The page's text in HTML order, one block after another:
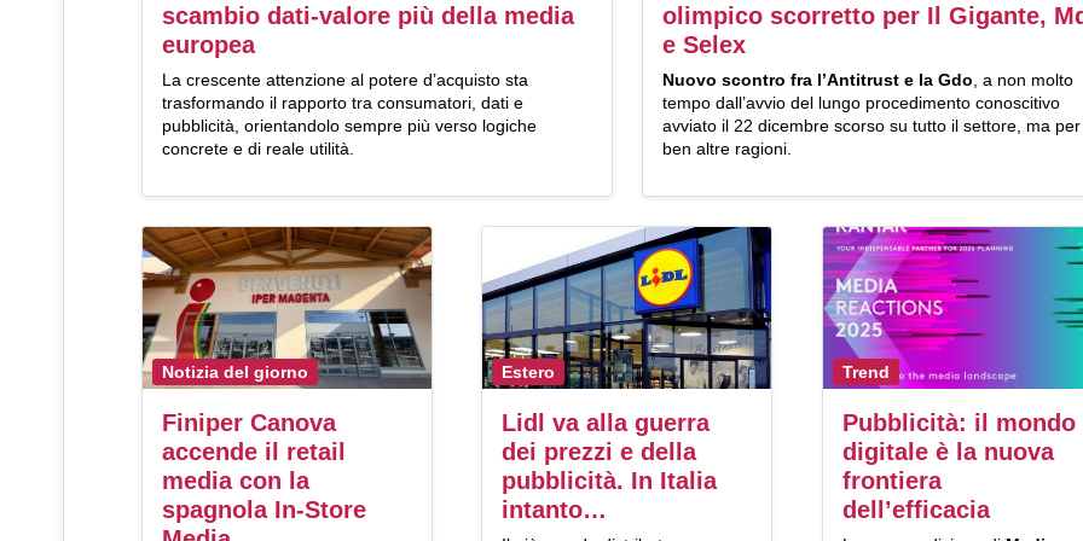
scambio dati-valore più della media
europea
La crescente attenzione al potere d’acquisto sta
trasformando il rapporto tra consumatori, dati e
pubblicità, orientandolo sempre più verso logiche
concrete e di reale utilità.
olimpico scorretto per Il Gigante,
e Selex
Nuovo scontro fra l’Antitrust e la Gdo, a non molto
tempo dall’avvio del lungo procedimento conoscitivo
avviato il 22 dicembre scorso su tutto il settore, ma per
ben altre ragioni.
Notizia del giorno
Finiper Canova
accende il retail
media con la
spagnola In-Store
Estero
Lidl va alla guerra
dei prezzi e della
pubblicità. In Italia
intanto…
Trend
Pubblicità: il mondo
digitale è la nuova
frontiera
dell’efficacia